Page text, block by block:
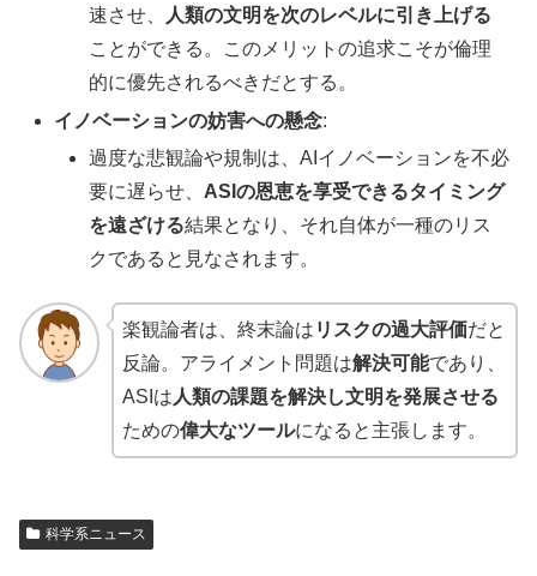
速させ、
人類の文明を次のレベルに引き上げる
ことができる。このメリットの追求こそが倫理
的に優先されるべきだとする。
イノベーションの妨害への懸念:
過度な悲観論や規制は、AIイノベーションを不必
要に遅らせ、 ASIの恩恵を享受できるタイミング
を遠ざける結果となり、それ自体が一種のリス
クであると見なされます。
楽観論者は、終末論は リスクの過大評価だと
反論。アライメント問題は解決可能であり、
ASIは 人類の課題を解決し文明を発展させる
ための偉大なツールになると主張します。
科学系ニュース